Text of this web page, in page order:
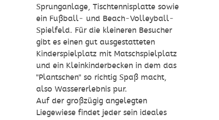
Sprunganlage, Tischtennisplatte sowie
ein Fußball- und Beach-Volleyball-
Spielfeld. Für die kleineren Besucher
gibt es einen gut ausgestatteten
Kinderspielplatz mit Matschspielplatz
und ein Kleinkinderbecken in dem das
"Plantschen" so richtig Spaß macht,
also Wassererlebnis pur.
Auf der großzügig angelegten
Liegewiese findet jeder sein ideales